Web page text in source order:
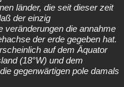
länder, die seit dieser zeit
der einzig
veränderungen die annahme
der erde gegeben hat.
auf dem Äquator
(18°W) und dem
gegenwärtigen pole damals